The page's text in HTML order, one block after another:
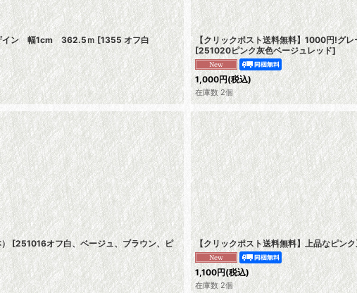
イン 幅1cm 362.5ｍ [1355 オフ白
【クリックポスト送料無料】1000円!グ
[251020ピンク灰色ベージュレッド]
1,000円(税込)
在庫数 2個
[251016オフ白、ベージュ、ブラウン、ピ
【クリックポスト送料無料】上品なピン
1,100円(税込)
在庫数 2個